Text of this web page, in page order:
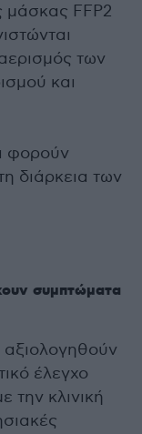
μάσκας FFP2
των
και
φορούν
διάρκεια των
συμπτώματα
έλεγχο
την κλινική